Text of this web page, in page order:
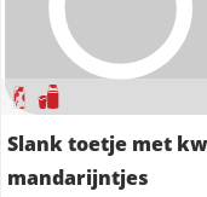
Slank toetje met
mandarijntjes